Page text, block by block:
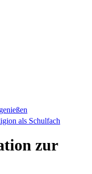
als Schulfach
zur